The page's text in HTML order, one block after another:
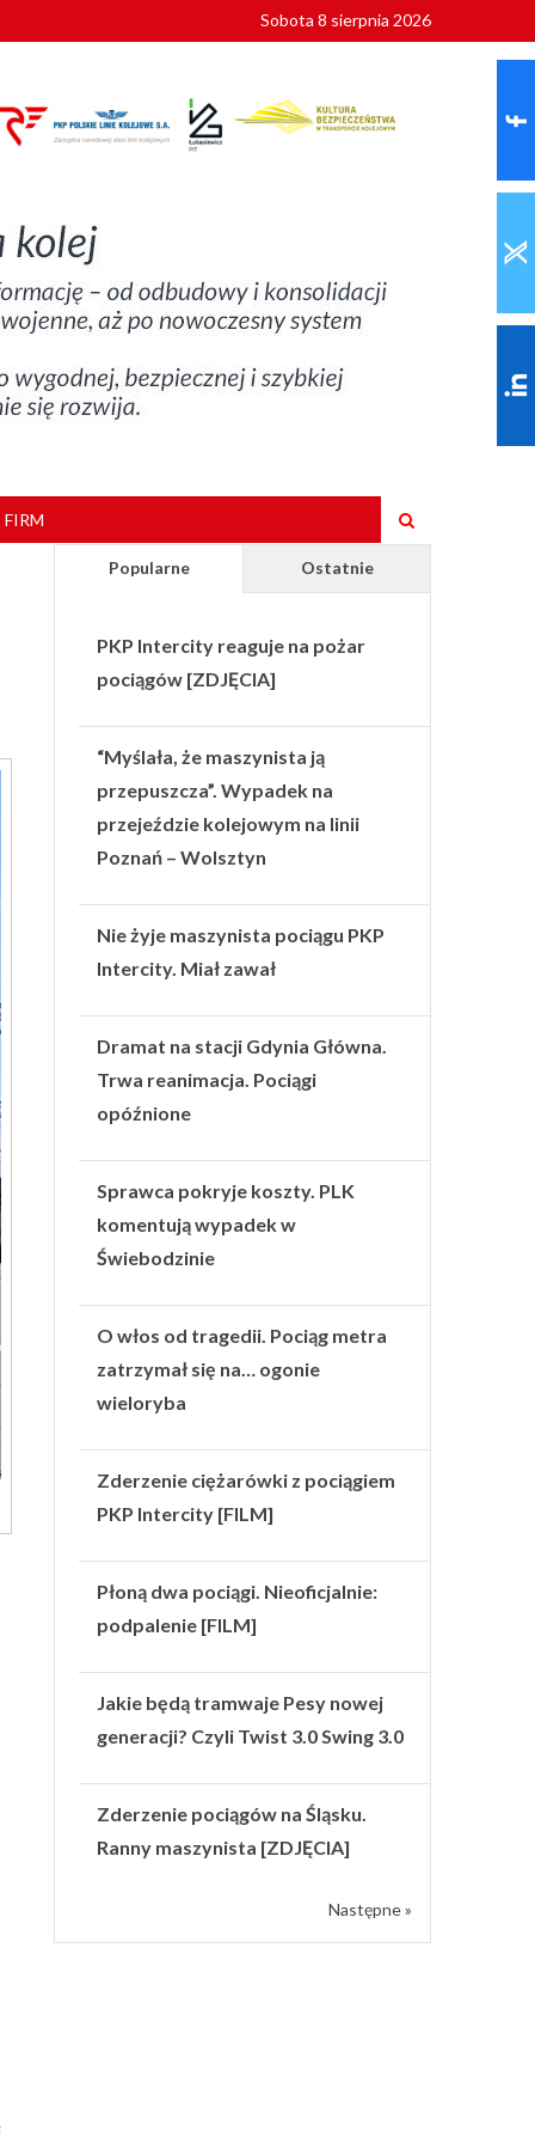
Sobota 8 sierpnia 2026
FIRM
Popularne Ostatnie
PKP Intercity reaguje na pożar
pociągów [ZDJĘCIA]
“Myślała, że maszynista ją
przepuszcza”. Wypadek na
przejeździe kolejowym na linii
Poznań – Wolsztyn
Nie żyje maszynista pociągu PKP
Intercity. Miał zawał
Dramat na stacji Gdynia Główna.
Trwa reanimacja. Pociągi
opóźnione
Sprawca pokryje koszty. PLK
komentują wypadek w
Świebodzinie
O włos od tragedii. Pociąg metra
zatrzymał się na… ogonie
wieloryba
Zderzenie ciężarówki z pociągiem
PKP Intercity [FILM]
Płoną dwa pociągi. Nieoficjalnie:
podpalenie [FILM]
Jakie będą tramwaje Pesy nowej
generacji? Czyli Twist 3.0 Swing 3.0
Zderzenie pociągów na Śląsku.
Ranny maszynista [ZDJĘCIA]
Następne »